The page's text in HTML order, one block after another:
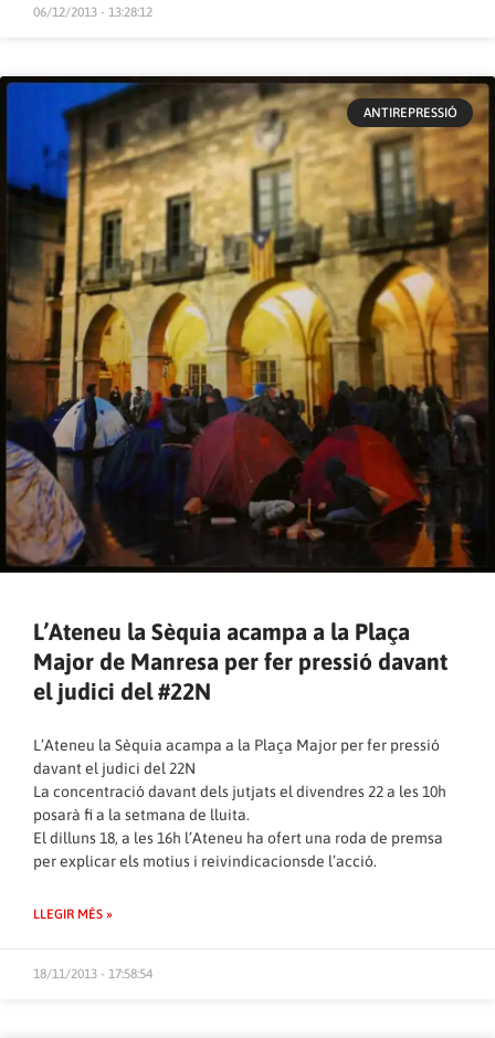
06/12/2013 - 13:28:12
ANTIREPRESSIÓ
L’Ateneu la Sèquia acampa a la Plaça
Major de Manresa per fer pressió davant
el judici del #22N
L’Ateneu la Sèquia acampa a la Plaça Major per fer pressió
davant el judici del 22N
La concentració davant dels jutjats el divendres 22 a les 10h
posarà fi a la setmana de lluita.
El dilluns 18, a les 16h l’Ateneu ha ofert una roda de premsa
per explicar els motius i reivindicacionsde l’acció.
LLEGIR MÉS »
18/11/2013 - 17:58:54